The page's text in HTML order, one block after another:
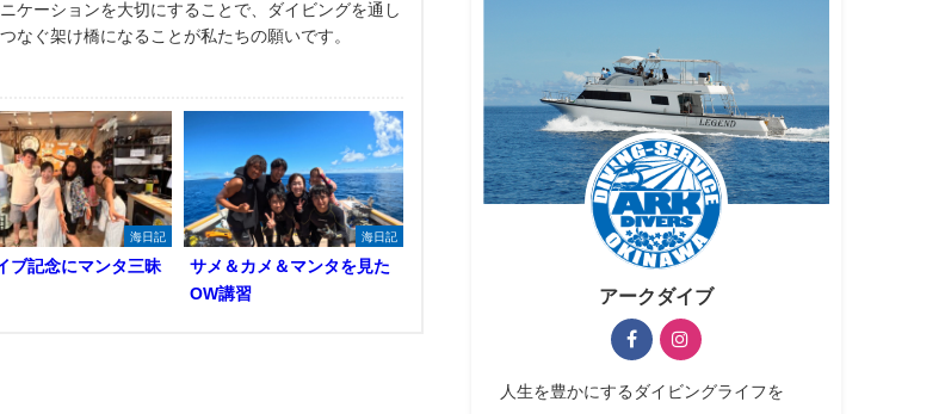
ケーションを大切にすることで、ダイビングを通し
なぐ架け橋になることが私たちの願いです。
海日記
ブ記念にマンタ三昧
海日記
サメ＆カメ＆マンタを見た
OW講習
アークダイブ
人生を豊かにするダイビングライフを